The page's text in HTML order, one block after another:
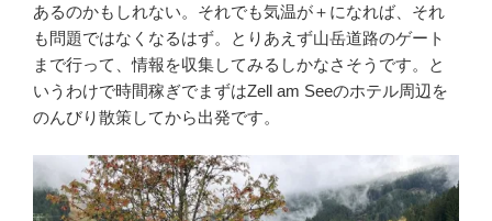
あるのかもしれない。それでも気温が＋になれば、それ
も問題ではなくなるはず。とりあえず山岳道路のゲート
まで行って、情報を収集してみるしかなさそうです。と
いうわけで時間稼ぎでまずはZell am Seeのホテル周辺を
のんびり散策してから出発です。